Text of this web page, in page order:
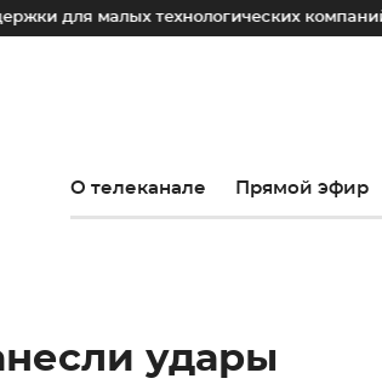
малых технологических компаний
О телеканале Прямой эфир
удары